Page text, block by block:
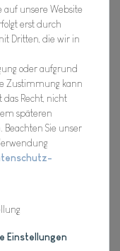
da !
unsere Website
erst durch
Dritten, die wir in
oder aufgrund
Zustimmung kann
Recht, nicht
späteren
Sie unser
Einstellungen